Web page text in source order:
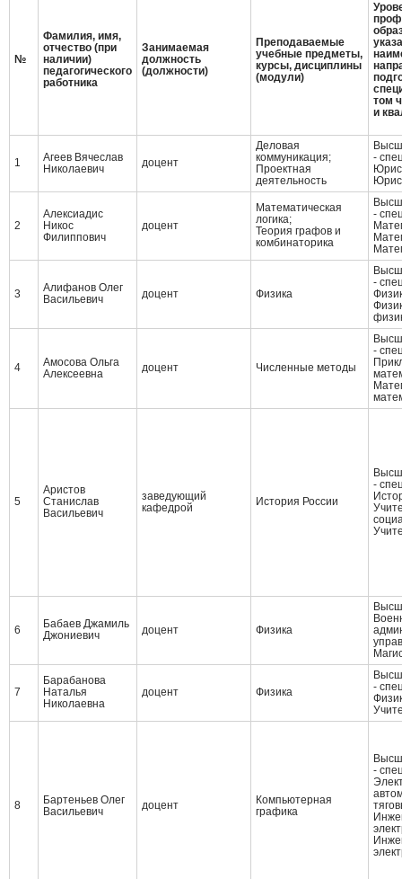
№
Фамилия, имя,
отчество (при
наличии)
педагогического
работника
Занимаемая
должность
(должности)
Преподаваемые
учебные предметы,
курсы, дисциплины
(модули)
том
и
1
Агеев Вячеслав
Николаевич
доцент
Деловая
коммуникация;
Проектная
деятельность
-
2
Алексиадис
Никос
Филиппович
доцент
Математическая
логика;
Теория графов и
комбинаторика
-
3
Алифанов Олег
Васильевич
доцент Физика
-
4
Амосова Ольга
Алексеевна
доцент Численные методы
-
5
Аристов
Станислав
Васильевич
заведующий
кафедрой
История России
-
6
Бабаев Джамиль
Джониевич
доцент Физика
7
Барабанова
Наталья
Николаевна
доцент Физика
-
8
Бартеньев Олег
Васильевич
доцент
Компьютерная
графика
-